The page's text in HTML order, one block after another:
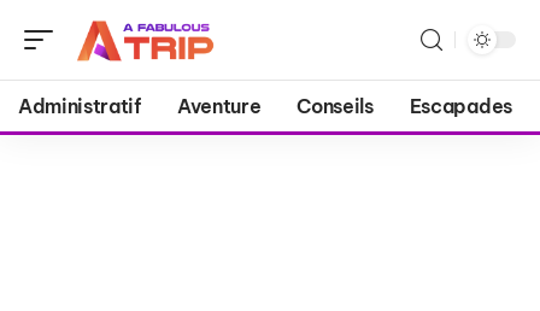
Administratif Aventure Conseils Escapades